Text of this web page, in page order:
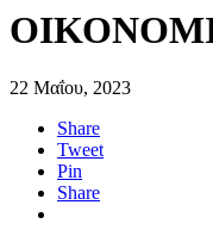
22 Μαΐου, 2023
Share
Tweet
Pin
Share